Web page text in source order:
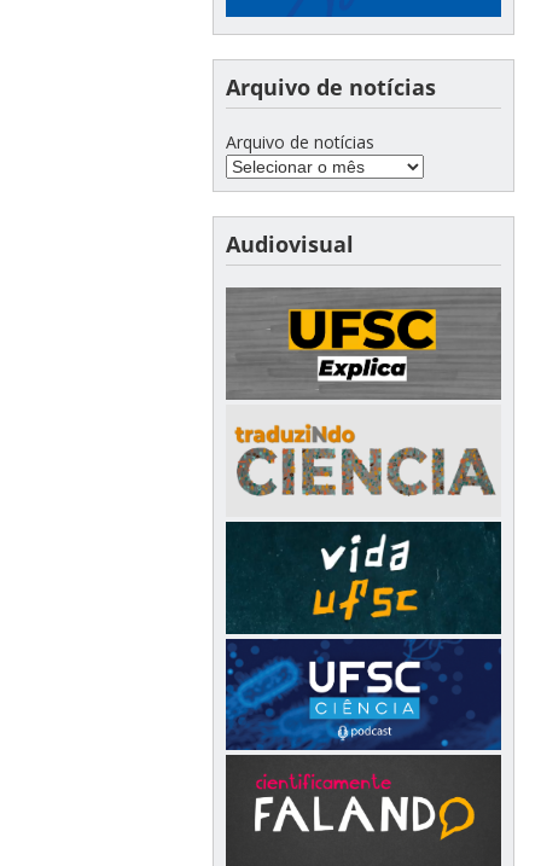
Arquivo de notícias
Arquivo de notícias
Audiovisual